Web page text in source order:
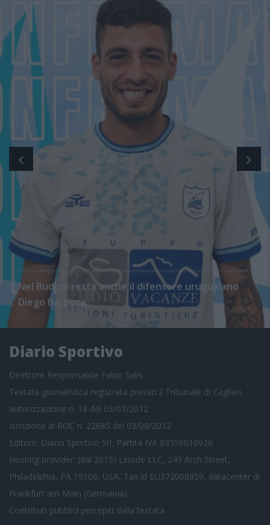
Nel Budoni resta anche il difensore uruguaiano
Diego Barboza
Diario Sportivo
Direttore Responsabile Fabio Salis
Testata giornalistica registrata presso il Tribunale di Cagliari,
autorizzazione n. 18 del 03/07/2012
Iscrizione al ROC n. 22685 del 03/08/2012
Editore: Diario Sportivo Srl, Partita IVA 03356010920
Hosting provider: (dal 2015) Linode LLC, 249 Arch Street,
Philadelphia, PA 19106, USA, Tax id EU372008859, datacenter di
Frankfurt am Main (Germania)
Contributi pubblici percepiti dalla testata